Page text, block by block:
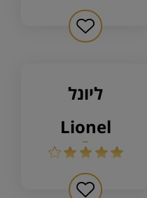
ליונל
lionel